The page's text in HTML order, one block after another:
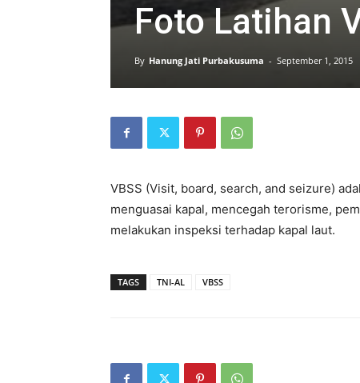
Foto Latihan
By Hanung Jati Purbakusuma - September 1, 2015
VBSS (Visit, board, search, and seizure)
menguasai kapal, mencegah terorisme,
melakukan inspeksi terhadap kapal laut.
TAGS TNI-AL VBSS